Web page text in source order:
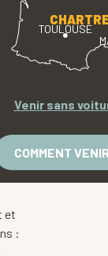
TOULOUSE
Venir sans
COMMENT
et
: